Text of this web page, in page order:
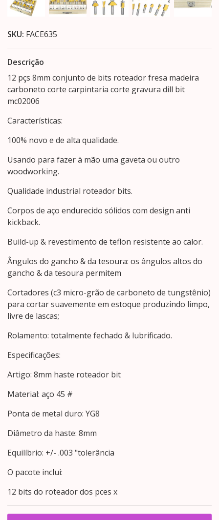
SKU: FACE635
Descrição
12 pçs 8mm conjunto de bits roteador fresa madeira
carboneto corte carpintaria corte gravura dill bit
mc02006
Características:
100% novo e de alta qualidade.
Usando para fazer à mão uma gaveta ou outro
woodworking.
Qualidade industrial roteador bits.
Corpos de aço endurecido sólidos com design anti
kickback.
Build-up & revestimento de teflon resistente ao calor.
Ângulos do gancho & da tesoura: os ângulos altos do
gancho & da tesoura permitem
Cortadores (c3 micro-grão de carboneto de tungstênio)
para cortar suavemente em estoque produzindo limpo,
livre de lascas;
Rolamento: totalmente fechado & lubrificado.
Especificações:
Artigo: 8mm haste roteador bit
Material: aço 45 #
Ponta de metal duro: YG8
Diâmetro da haste: 8mm
Equilíbrio: +/- .003 "tolerância
O pacote inclui:
12 bits do roteador dos pces x